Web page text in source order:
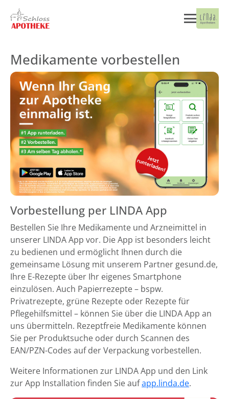
Medikamente vorbestellen
Vorbestellung per LINDA App
Bestellen Sie Ihre Medikamente und Arzneimittel in
unserer LINDA App vor. Die App ist besonders leicht
zu bedienen und ermöglicht Ihnen durch die
gemeinsame Lösung mit unserem Partner gesund.de,
Ihre E-Rezepte über Ihr eigenes Smartphone
einzulösen. Auch Papierrezepte – bspw.
Privatrezepte, grüne Rezepte oder Rezepte für
Pflegehilfsmittel – können Sie über die LINDA App an
uns übermitteln. Rezeptfreie Medikamente können
Sie per Produktsuche oder durch Scannen des
EAN/PZN-Codes auf der Verpackung vorbestellen.
Weitere Informationen zur LINDA App und den Link
zur App Installation finden Sie aufapp.linda.de.